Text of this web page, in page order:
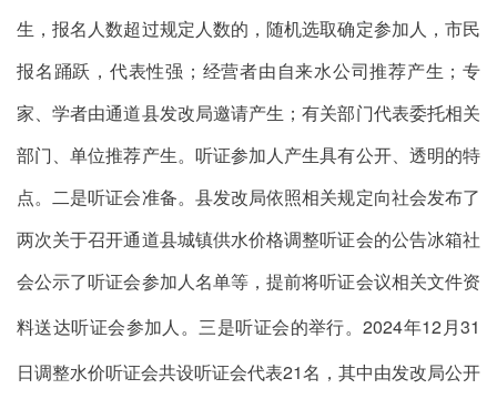
生，报名人数超过规定人数的，随机选取确定参加人，市民
报名踊跃，代表性强；经营者由自来水公司推荐产生；专
家、学者由通道县发改局邀请产生；有关部门代表委托相关
部门、单位推荐产生。听证参加人产生具有公开、透明的特
点。二是听证会准备。 县发改局依照相关规定向社会发布了
两次关于召开通道县城镇供水价格调整听证会的公告冰箱社
会公示了听证会参加人名单等，提前将听证会议相关文件资
料送达听证会参加人。三是听证会的举行。2024年12 月31
日调整水价听证会共设听证会代表21名，其中由发改局公开